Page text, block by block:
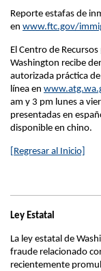
Reporte estafas de
en www.ftc.gov/
El Centro de
Washington recibe
autorizada práctica
línea en
am y 3 pm lunes a
presentadas en
disponible en chino.
[Regresar al Inicio]
Ley Estatal
La ley estatal de
fraude relacionado
recientemente